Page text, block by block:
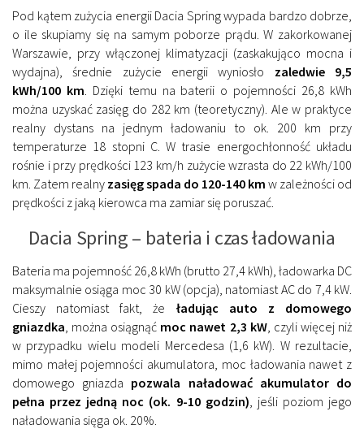
Pod kątem zużycia energii Dacia Spring wypada bardzo dobrze,
o ile skupiamy się na samym poborze prądu. W zakorkowanej
Warszawie, przy włączonej klimatyzacji (zaskakująco mocna i
wydajna), średnie zużycie energii wyniosło zaledwie 9,5
kWh/100 km. Dzięki temu na baterii o pojemności 26,8 kWh
można uzyskać zasięg do 282 km (teoretyczny). Ale w praktyce
realny dystans na jednym ładowaniu to ok. 200 km przy
temperaturze 18 stopni C. W trasie energochłonność układu
rośnie i przy prędkości 123 km/h zużycie wzrasta do 22 kWh/100
km. Zatem realny zasięg spada do 120-140 km w zależności od
prędkości z jaką kierowca ma zamiar się poruszać.
Dacia Spring – bateria i czas ładowania
Bateria ma pojemność 26,8 kWh (brutto 27,4 kWh), ładowarka DC
maksymalnie osiąga moc 30 kW (opcja), natomiast AC do 7,4 kW.
Cieszy natomiast fakt, że ładując auto z domowego
gniazdka, można osiągnąć moc nawet 2,3 kW, czyli więcej niż
w przypadku wielu modeli Mercedesa (1,6 kW). W rezultacie,
mimo małej pojemności akumulatora, moc ładowania nawet z
domowego gniazda pozwala naładować akumulator do
pełna przez jedną noc (ok. 9-10 godzin), jeśli poziom jego
naładowania sięga ok. 20%.